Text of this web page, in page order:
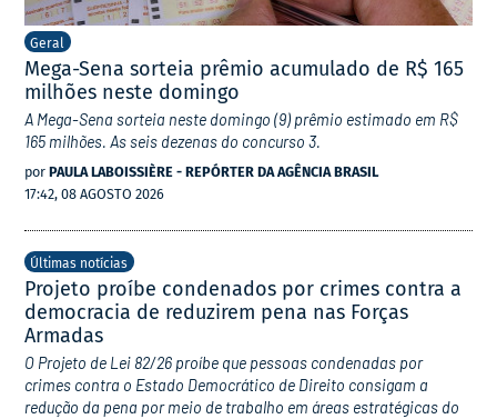
Geral
Mega-Sena sorteia prêmio acumulado de R$ 165
milhões neste domingo
A Mega-Sena sorteia neste domingo (9) prêmio estimado em R$
165 milhões. As seis dezenas do concurso 3.
por PAULA LABOISSIÈRE - REPÓRTER DA AGÊNCIA BRASIL
17:42, 08 AGOSTO 2026
Últimas notícias
Projeto proíbe condenados por crimes contra a
democracia de reduzirem pena nas Forças
Armadas
O Projeto de Lei 82/26 proíbe que pessoas condenadas por
crimes contra o Estado Democrático de Direito consigam a
redução da pena por meio de trabalho em áreas estratégicas do